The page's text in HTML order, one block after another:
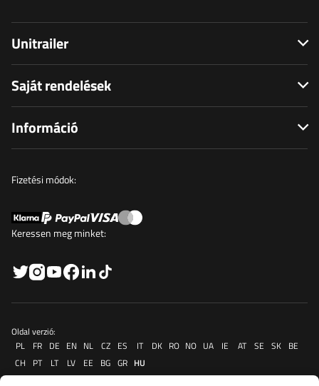
Unitrailer
Saját rendelések
Információ
Fizetési módok:
Keressen meg minket:
Oldal verzió:
PL
FR DE EN NL CZ ES IT DK RO NO UA IE AT SE SK BE
CH
PT LT LV EE BG GR HU